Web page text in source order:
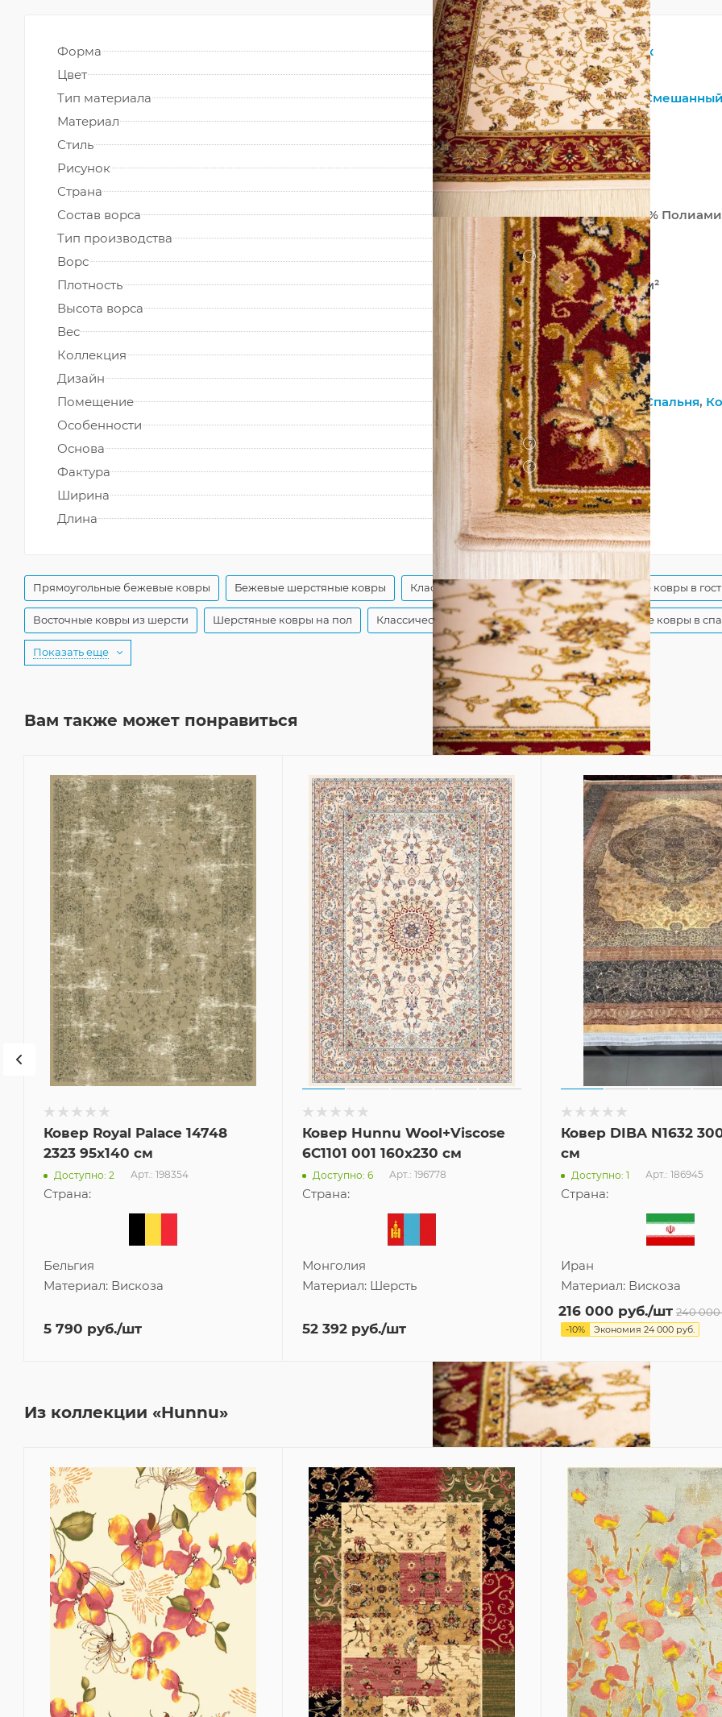
Форма
Прямоугольник
Цвет
Бежевый
Тип материала
? Натуральный,
Материал
Шерсть
Стиль
Восточный
Рисунок
Классический
Страна
Монголия
Состав ворса
80% Шерсть 20%
Тип производства
Машинный
Ворс
?
Средний
Плотность
680 000 точек/м²
Высота ворса
10 мм
Вес
2460 г/м²
Коллекция
Hunnu
Дизайн
6C2243 003
Помещение
Гостиная,Зал,Спальня,
Особенности
На пол
Основа
?
Джутовая
Фактура
?
Гладкий
Ширина
160
Длина
230
Прямоугольные бежевые ковры Бежевые шерстяные ковры Классические бежевые ковры Бежевые ковры в
Восточные ковры из шерсти Шерстяные ковры на пол Классические ковры в гостиную Классические ковры в
Показать еще
Вам также может понравиться
Ковер Royal Palace 14748
2323 95x140 см
Доступно: 2 Арт.: 198354
Страна:
Бельгия
Материал: Вискоза
5 790 руб./шт
Ковер Hunnu Wool+Viscose
6C1101 001 160x230 см
Доступно: 6 Арт.: 196778
Страна:
Монголия
Материал: Шерсть
52 392 руб./шт
Ковер DIBA N1632
см
Доступно: 1 Арт.: 186945
Страна:
Иран
Материал: Вискоза
216 000 руб./шт 240 000
-10% Экономия 24 000 руб.
Из коллекции «Hunnu»